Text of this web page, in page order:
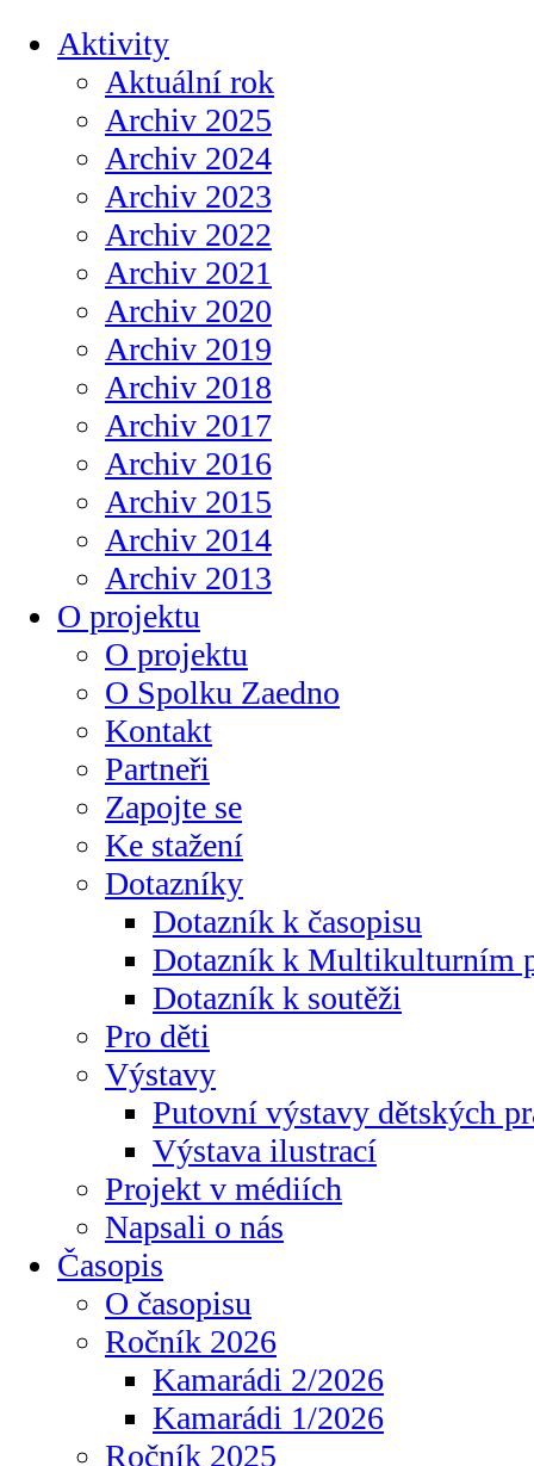
Aktivity
Aktuální rok
Archiv 2025
Archiv 2024
Archiv 2023
Archiv 2022
Archiv 2021
Archiv 2020
Archiv 2019
Archiv 2018
Archiv 2017
Archiv 2016
Archiv 2015
Archiv 2014
Archiv 2013
O projektu
O projektu
O Spolku Zaedno
Kontakt
Partneři
Zapojte se
Ke stažení
Dotazníky
Dotazník k časopisu
Dotazník k Multikulturním
Dotazník k soutěži
Pro děti
Výstavy
Putovní výstavy dětských
Výstava ilustrací
Projekt v médiích
Napsali o nás
Časopis
O časopisu
Ročník 2026
Kamarádi 2/2026
Kamarádi 1/2026
Ročník 2025